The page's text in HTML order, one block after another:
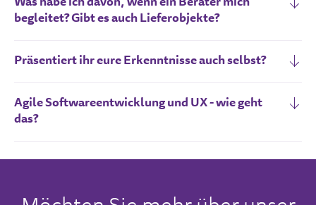
Was habe ich davon, wenn ein Berater mich
begleitet? Gibt es auch Lieferobjekte?
Präsentiert ihr eure Erkenntnisse auch selbst?
Agile Softwareentwicklung und UX - wie geht
das?